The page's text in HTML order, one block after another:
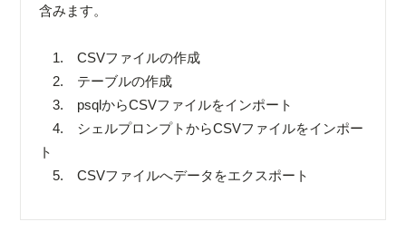
含みます。
1. CSVファイルの作成
2. テーブルの作成
3. psqlからCSVファイルをインポート
4. シェルプロンプトからCSVファイルをインポー
ト
5. CSVファイルへデータをエクスポート